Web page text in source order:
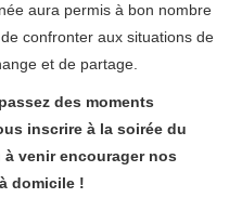
aura permis à bon nombre
confronter aux situations de
et de partage.
des moments
inscrire à la soirée du
venir encourager nos
domicile !